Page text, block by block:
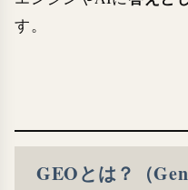
す。
GEOとは？（